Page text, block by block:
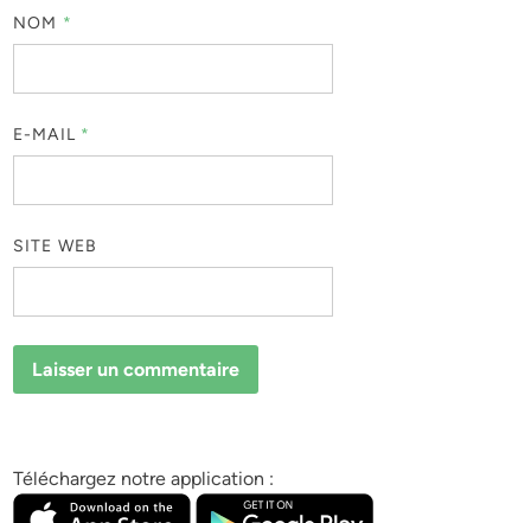
NOM *
E-MAIL *
SITE WEB
Téléchargez notre application :